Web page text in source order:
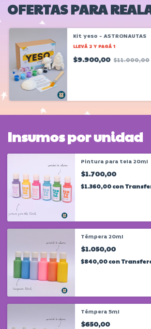
OFERTAS PARA
Kit yeso - ASTRONAUTAS
LLEVÁ 2 Y PAGÁ 1
$9.900,00 $11.000,00
Insumos por unidad
Pintura para tela 20ml
$1.700,00
$1.360,00con
Témpera 20ml
$1.050,00
$840,00con
Témpera 5ml
$650,00